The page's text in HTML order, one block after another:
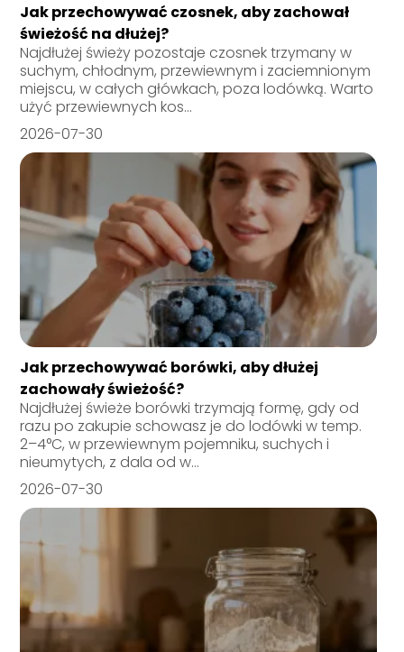
Jak przechowywać czosnek, aby zachował
świeżość na dłużej?
Najdłużej świeży pozostaje czosnek trzymany w
suchym, chłodnym, przewiewnym i zaciemnionym
miejscu, w całych główkach, poza lodówką. Warto
użyć przewiewnych kos...
2026-07-30
Jak przechowywać borówki, aby dłużej
zachowały świeżość?
Najdłużej świeże borówki trzymają formę, gdy od
razu po zakupie schowasz je do lodówki w temp.
2–4°C, w przewiewnym pojemniku, suchych i
nieumytych, z dala od w...
2026-07-30